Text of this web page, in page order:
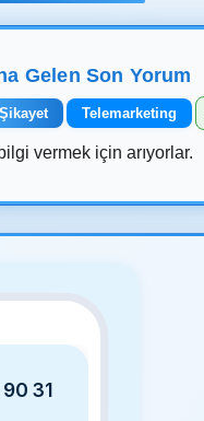
Gelen Son Yorum
Şikayet Telemarketing
vermek için arıyorlar.
31